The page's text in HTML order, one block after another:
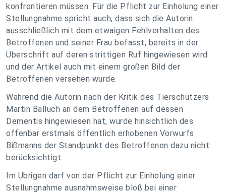
konfrontieren müssen. Für die Pflicht zur Einholung einer
Stellungnahme spricht auch, dass sich die Autorin
ausschließlich mit dem etwaigen Fehlverhalten des
Betroffenen und seiner Frau befasst, bereits in der
Überschrift auf deren strittigen Ruf hingewiesen wird
und der Artikel auch mit einem großen Bild der
Betroffenen versehen wurde.
Während die Autorin nach der Kritik des Tierschützers
Martin Balluch an dem Betroffenen auf dessen
Dementis hingewiesen hat, wurde hinsichtlich des
offenbar erstmals öffentlich erhobenen Vorwurfs
Bißmanns der Standpunkt des Betroffenen dazu nicht
berücksichtigt.
Im Übrigen darf von der Pflicht zur Einholung einer
Stellungnahme ausnahmsweise bloß bei einer